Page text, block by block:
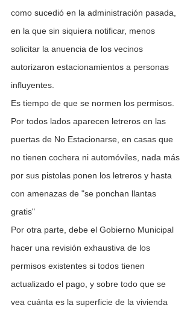
como sucedió en la administración pasada,
en la que sin siquiera notificar, menos
solicitar la anuencia de los vecinos
autorizaron estacionamientos a personas
influyentes.
Es tiempo de que se normen los permisos.
Por todos lados aparecen letreros en las
puertas de No Estacionarse, en casas que
no tienen cochera ni automóviles, nada más
por sus pistolas ponen los letreros y hasta
con amenazas de "se ponchan llantas
gratis"
Por otra parte, debe el Gobierno Municipal
hacer una revisión exhaustiva de los
permisos existentes si todos tienen
actualizado el pago, y sobre todo que se
vea cuánta es la superficie de la vivienda